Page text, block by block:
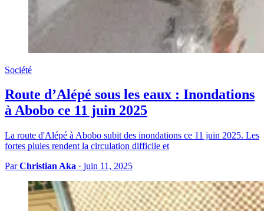
Société
Route d’Alépé sous les eaux : Inondations
à Abobo ce 11 juin 2025
La route d'Alépé à Abobo subit des inondations ce 11 juin 2025. Les
fortes pluies rendent la circulation difficile et
ParChristian Aka · juin 11, 2025